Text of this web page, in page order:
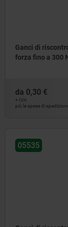
Ganci di
forza fino a 300
da 0,30 €
+ IVA
più le spese di
05535